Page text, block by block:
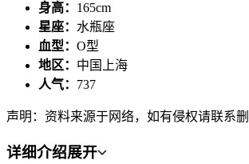
身高： 165cm
星座： 水瓶座
血型： O型
地区： 中国上海
人气： 737
声明：资料来源于网络，如有侵权请联系删
详细介绍展开